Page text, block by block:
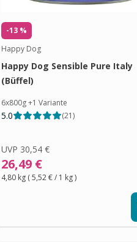
-13 %
Happy Dog
Happy Dog Sensible Pure Italy
(Büffel)
6x800g+1 Variante
5.0 (21)
UVP 30,54 €
26,49 €
4,80 kg (5,52 €/ 1 kg)